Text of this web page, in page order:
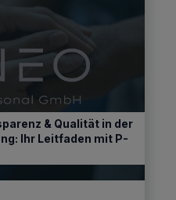
& Qualität in der
Ihr Leitfaden mit P-